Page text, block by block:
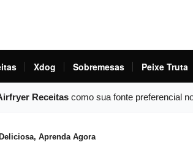
Xdog Sobremesas Peixe Truta
Receitas como sua fonte preferencial
Aprenda Agora